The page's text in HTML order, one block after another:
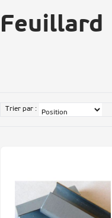
Feuillard
Trier par :